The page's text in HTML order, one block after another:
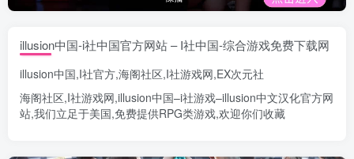
illusion中国-i社中国官方网站 – I社中国-综合游戏免费下载网
illusion中国,I社官方,海阁社区,I社游戏网,EX次元社
海阁社区,I社游戏网,illusion中国–i社游戏–illusion中文汉化官方网
站,我们立足于美国,免费提供RPG类游戏,欢迎你们收藏